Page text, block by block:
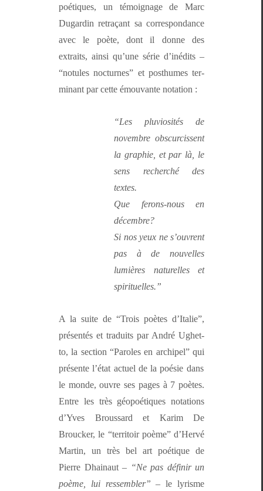
poé­tiques, un témoignage de Marc
Dugardin retraçant sa cor­re­spon­dance
avec le poète, dont il donne des
extraits, ain­si qu’une série d’inédits –
“notules noc­turnes” et posthumes ter­
mi­nant par cette émou­vante notation :
“Les plu­viosités de
novem­bre obscur­cis­sent
la gra­phie, et par là, le
sens recher­ché des
textes.
Que fer­ons-nous en
décembre?
Si nos yeux ne s’ou­vrent
pas à de nou­velles
lumières naturelles et
spirituelles.”
A la suite de “Trois poètes d’I­tal­ie”,
présen­tés et traduits par André Ughet­
to, la sec­tion “Paroles en archipel” qui
présente l’état actuel de la poésie dans
le monde,ouvre ses pages à 7 poètes.
Entre les très géopoé­tiques nota­tions
d’Yves Brous­sard et Karim De
Brouck­er, le “ter­ri­toir poème” d’Hervé
Mar­tin, un très bel art poé­tique de
Pierre Dhain­aut – “Ne pas définir un
poème, lui ressem­bler”– le lyrisme